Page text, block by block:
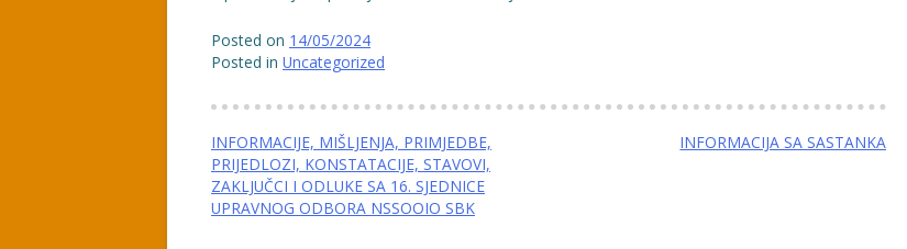
Posted on 14/05/2024
Posted in Uncategorized
Navigacija
članaka
INFORMACIJE, MIŠLJENJA, PRIMJEDBE,
PRIJEDLOZI, KONSTATACIJE, STAVOVI,
ZAKLJUČCI I ODLUKE SA 16. SJEDNICE
UPRAVNOG ODBORA NSSOOIO SBK
INFORMACIJA SA SASTANKA